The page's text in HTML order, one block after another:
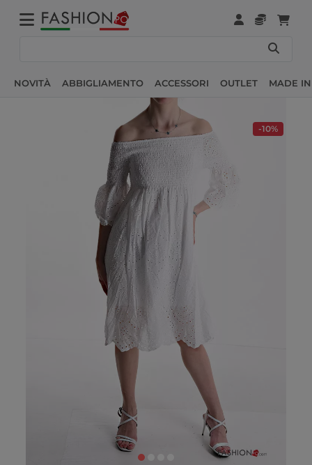
NOVITÀ ABBIGLIAMENTO ACCESSORI OUTLET MADE
-10%